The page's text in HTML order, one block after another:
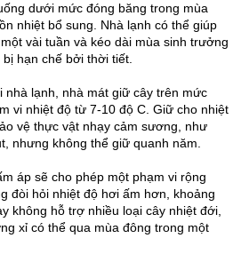
dưới mức đóng băng trong mùa
nhiệt bổ sung. Nhà lạnh có thể giúp
vài tuần và kéo dài mùa sinh trưởng
hạn chế bởi thời tiết.
nhà lạnh, nhà mát giữ cây trên mức
vi nhiệt độ từ 7-10 độ C. Giữ cho nhiệt
vệ thực vật nhạy cảm sương, như
nhưng không thể giữ quanh năm.
áp sẽ cho phép một phạm vi rộng
đòi hỏi nhiệt độ hơi ấm hơn, khoảng
không hỗ trợ nhiều loại cây nhiệt đới,
xỉ có thể qua mùa đông trong một